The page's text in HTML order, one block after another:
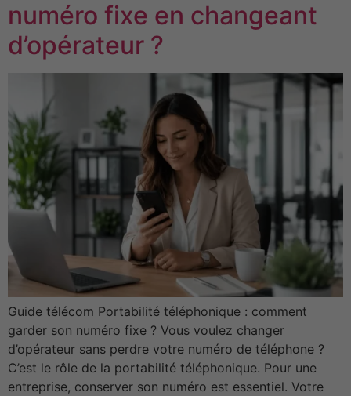
numéro fixe en changeant
d’opérateur ?
Guide télécom Portabilité téléphonique : comment
garder son numéro fixe ? Vous voulez changer
d’opérateur sans perdre votre numéro de téléphone ?
C’est le rôle de la portabilité téléphonique. Pour une
entreprise, conserver son numéro est essentiel. Votre